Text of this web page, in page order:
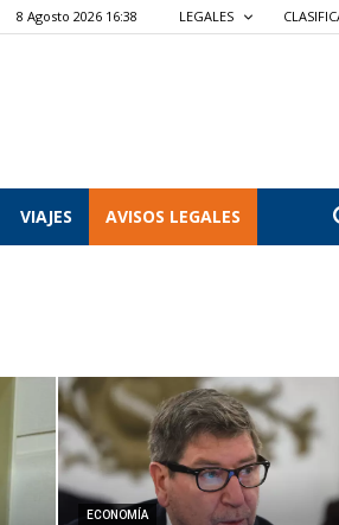
8 Agosto 2026 16:38 LEGALES
VIAJES AVISOS LEGALES
ECONOMÍA